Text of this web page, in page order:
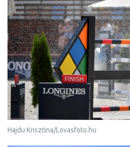
Hajdu Krisztina/Lovasfoto.hu